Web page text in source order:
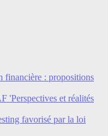
financière : propositions
'Perspectives et réalités
favorisé par la loi